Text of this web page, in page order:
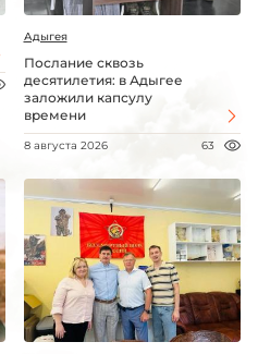
Адыгея
Послание сквозь
десятилетия: в Адыгее
заложили капсулу
времени
8 августа 2026 63